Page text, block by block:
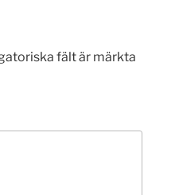
fält är märkta